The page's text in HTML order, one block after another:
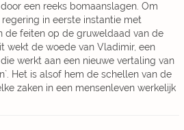
een reeks bomaanslagen. Om
in eerste instantie met
de feiten op de gruweldaad van de
wekt de woede van Vladimir, een
werkt aan een nieuwe vertaling van
Het is alsof hem de schellen van de
zaken in een mensenleven werkelijk